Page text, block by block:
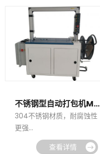
纸箱捆扎机一应俱全！
不锈钢型自动打包机MH-101A
304不锈钢材质，耐腐蚀性
更强
台面配无动力滚筒，操作更
查看详情